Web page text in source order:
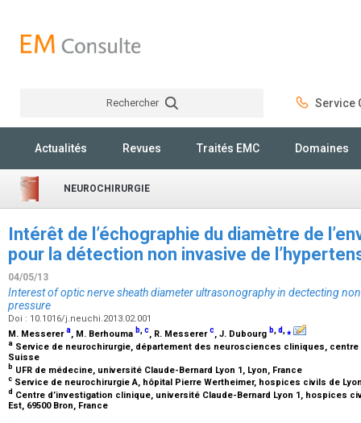
Rechercher Service
Actualités Revues Traités EMC Domaines
NEUROCHIRURGIE
Intérêt de l’échographie du diamètre de
pour la détection non invasive de
04/05/13
Interest of optic nerve sheath diameter ultrasonography in dectecting
pressure
Doi : 10.1016/j.neuchi.2013.02.001
M. Messerera, M. Berhouma b,c, R. Messererc, J. Dubourg b,d,⁎
a Service de neurochirurgie, département des neurosciences cliniques,
Suisse
b UFR de médecine, université Claude-Bernard Lyon 1, Lyon, France
c Service de neurochirurgie A, hôpital Pierre Wertheimer, hospices civils de
d Centre d’investigation clinique, université Claude-Bernard Lyon 1, hospices
Est, 69500 Bron, France